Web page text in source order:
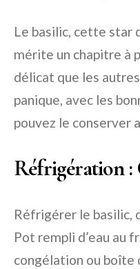
Le basilic, cette star
mérite un chapitre à
délicat que les
panique, avec les
pouvez le conserver
Réfrigération
Réfrigérer le basilic,
Pot rempli d’eau au
congélation ou boîte